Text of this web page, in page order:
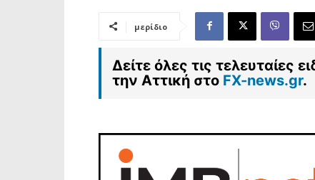
μερίδιο
Δείτε όλες τις τελευταίες
την Αττική στο FX-news.gr.